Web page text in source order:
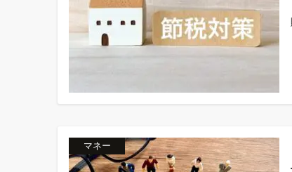
マネー